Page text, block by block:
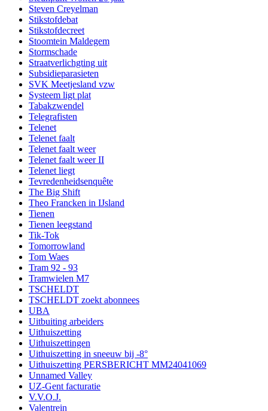
Steven Creyelman
Stikstofdebat
Stikstofdecreet
Stoomtein Maldegem
Stormschade
Straatverlichgting uit
Subsidieparasieten
SVK Meetjesland vzw
Systeem ligt plat
Tabakzwendel
Telegrafisten
Telenet
Telenet faalt
Telenet faalt weer
Telenet faalt weer II
Telenet liegt
Tevredenheidsenquête
The Big Shift
Theo Francken in IJsland
Tienen
Tienen leegstand
Tik-Tok
Tomorrowland
Tom Waes
Tram 92 - 93
Tramwielen M7
TSCHELDT
TSCHELDT zoekt abonnees
UBA
Uitbuiting arbeiders
Uithuiszetting
Uithuiszettingen
Uithuiszetting in sneeuw bij -8°
Uithuiszetting PERSBERICHT MM24041069
Unnamed Valley
UZ-Gent facturatie
V.V.O.J.
Valentrein